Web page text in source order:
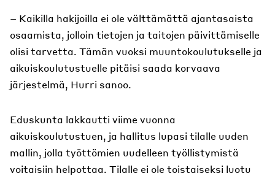
– Kaikilla hakijoilla ei ole välttämättä ajantasaista
osaamista, jolloin tietojen ja taitojen päivittämiselle
olisi tarvetta. Tämän vuoksi muuntokoulutukselle ja
aikuiskoulutustuelle pitäisi saada korvaava
järjestelmä, Hurri sanoo.
Eduskunta lakkautti viime vuonna
aikuiskoulutustuen, ja hallitus lupasi tilalle uuden
mallin, jolla työttömien uudelleen työllistymistä
voitaisiin helpottaa. Tilalle ei ole toistaiseksi luotu